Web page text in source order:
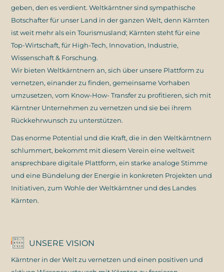
geben, den es verdient. Weltkärntner sind sympathische
Botschafter für unser Land in der ganzen Welt, denn Kärnten
ist weit mehr als ein Tourismusland; Kärnten steht für eine
Top-Wirtschaft, für High-Tech, Innovation, Industrie,
Wissenschaft & Forschung.
Wir bieten Weltkärntnern an, sich über unsere Plattform zu
vernetzen, einander zu finden, gemeinsame Vorhaben
umzusetzen, vom Know-How- Transfer zu profitieren, sich mit
Kärntner Unternehmen zu vernetzen und sie bei ihrem
Rückkehrwunsch zu unterstützen.
Das enorme Potential und die Kraft, die in den Weltkärntnern
schlummert, bekommt mit diesem Verein eine weltweit
ansprechbare digitale Plattform, ein starke analoge Stimme
und eine Bündelung der Energie in konkreten Projekten und
Initiativen, zum Wohle der Weltkärntner und des Landes
Kärnten.
UNSERE VISION
Kärntner in der Welt zu vernetzen und einen positiven und